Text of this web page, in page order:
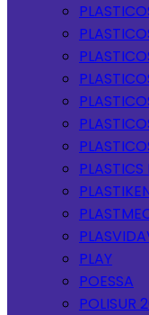
PLAY
POESSA
POLISUR